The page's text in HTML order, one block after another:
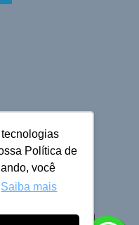
Política de
você
Saiba mais
2025 Cruzeiro do Sul